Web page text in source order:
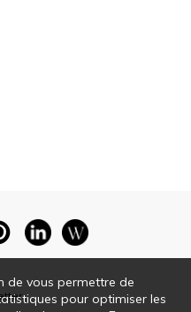
de vous permettre de
pour optimiser les